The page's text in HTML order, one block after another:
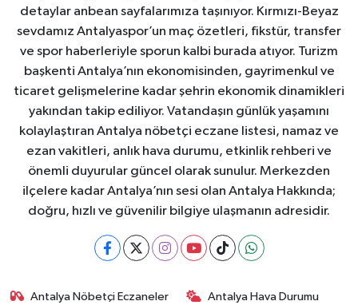
detaylar anbean sayfalarımıza taşınıyor. Kırmızı-Beyaz
sevdamız Antalyaspor’un maç özetleri, fikstür, transfer
ve spor haberleriyle sporun kalbi burada atıyor. Turizm
başkenti Antalya’nın ekonomisinden, gayrimenkul ve
ticaret gelişmelerine kadar şehrin ekonomik dinamikleri
yakından takip ediliyor. Vatandaşın günlük yaşamını
kolaylaştıran Antalya nöbetçi eczane listesi, namaz ve
ezan vakitleri, anlık hava durumu, etkinlik rehberi ve
önemli duyurular güncel olarak sunulur. Merkezden
ilçelere kadar Antalya’nın sesi olan Antalya Hakkında;
doğru, hızlı ve güvenilir bilgiye ulaşmanın adresidir.
Antalya Nöbetçi Eczaneler Antalya Hava Durumu